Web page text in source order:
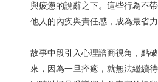
與疲憊的說辭之下。這些行為不
他人的內疚與責任感，成為最省
故事中段引入心理諮商視角，點
來，因為一旦痊癒，就無法繼續